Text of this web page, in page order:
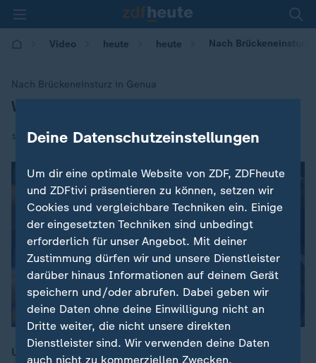
Video heute heute Nach Brückeneinsturz
Nach Brückeneinsturz in Genua
:
Weitere Todesopfer gefunden
18.08.2018 | 11:36
Unter den Trümmern der eingestürzten
Deine Datenschutzeinstellungen
Um dir eine optimale Website von ZDF, ZDFheute
und ZDFtivi präsentieren zu können, setzen wir
Cookies und vergleichbare Techniken ein. Einige
der eingesetzten Techniken sind unbedingt
erforderlich für unser Angebot. Mit deiner
Zustimmung dürfen wir und unsere Dienstleister
darüber hinaus Informationen auf deinem Gerät
speichern und/oder abrufen. Dabei geben wir
deine Daten ohne deine Einwilligung nicht an
Dritte weiter, die nicht unsere direkten
Dienstleister sind. Wir verwenden deine Daten
auch nicht zu kommerziellen Zwecken.